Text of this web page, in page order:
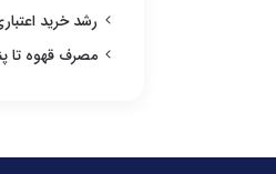
رشد خرید
مصرف قهوه تا